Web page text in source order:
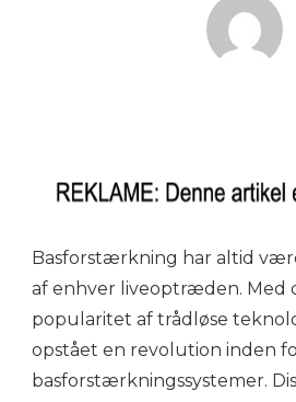
Basforstærkning har altid
af enhver liveoptræden. Med
popularitet af trådløse
opstået en revolution inden
basforstærkningssystemer.